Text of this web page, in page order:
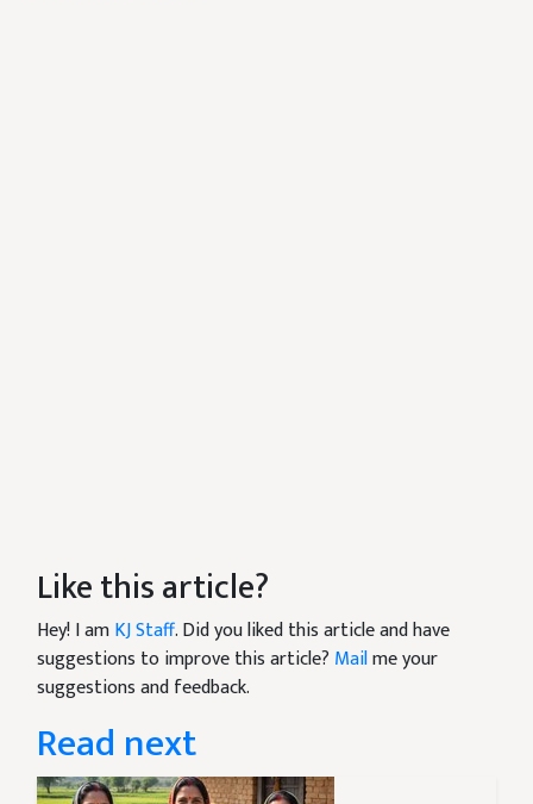
Like this article?
Hey! I amKJ Staff. Did you liked this article and have
suggestions to improve this article? Mailme your
suggestions and feedback.
Read next